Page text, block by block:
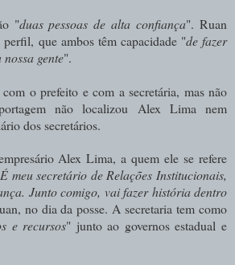
"duas pessoas de alta confiança". Ruan
que ambos têm capacidade "de fazer
gente".
o prefeito e com a secretária, mas não
não localizou Alex Lima nem
dos secretários.
Alex Lima, a quem ele se refere
É meu secretário de Relações Institucionais,
Junto comigo, vai fazer história dentro
no dia da posse. A secretaria tem como
e recursos" junto ao governos estadual e